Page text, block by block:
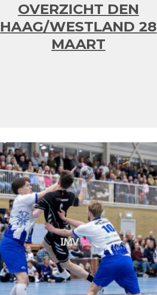
OVERZICHT DEN
HAAG/WESTLAND 28
MAART